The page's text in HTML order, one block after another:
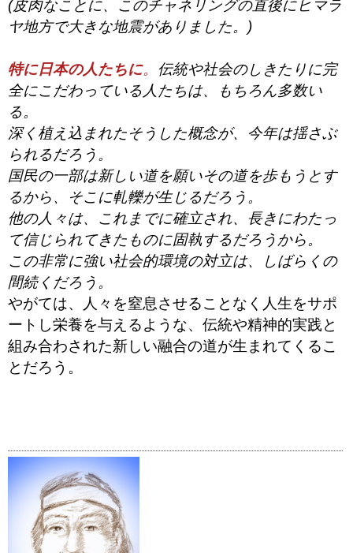
(皮肉なことに、このチャネリングの直後にヒマラ
ヤ地方で大きな地震がありました。)
特に日本の人たちに。 伝統や社会のしきたりに完
全にこだわっている人たちは、もちろん多数い
る。
深く植え込まれたそうした概念が、今年は揺さぶ
られるだろう。
国民の一部は新しい道を願いその道を歩もうとす
るから、そこに軋轢が生じるだろう。
他の人々は、これまでに確立され、長きにわたっ
て信じられてきたものに固執するだろうから。
この非常に強い社会的環境の対立は、しばらくの
間続くだろう。
やがては、人々を窒息させることなく人生をサポ
ートし栄養を与えるような、伝統や精神的実践と
組み合わされた新しい融合の道が生まれてくるこ
とだろう。